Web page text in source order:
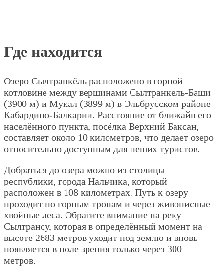
Где находится
Озеро Сылтранкёль расположено в горной
котловине между вершинами Сылтранкель-Баши
(3900 м) и Мукал (3899 м) в Эльбрусском районе
Кабардино-Балкарии. Расстояние от ближайшего
населённого пункта, посёлка Верхний Баксан,
составляет около 10 километров, что делает озеро
относительно доступным для пеших туристов.
Добраться до озера можно из столицы
республики, города Нальчика, который
расположен в 108 километрах. Путь к озеру
проходит по горным тропам и через живописные
хвойные леса. Обратите внимание на реку
Сылтрансу, которая в определённый момент на
высоте 2683 метров уходит под землю и вновь
появляется в поле зрения только через 300
метров.